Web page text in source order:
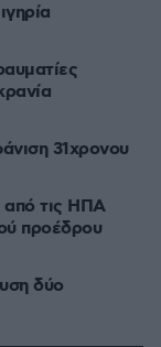
31χρονου
από τις ΗΠΑ
προέδρου
δύο